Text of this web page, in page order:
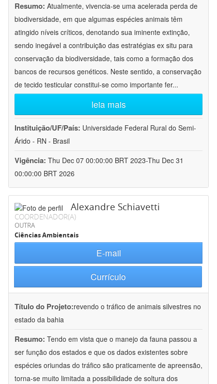
Resumo: Atualmente, vivencia-se uma acelerada perda de
biodiversidade, em que algumas espécies animais têm
atingido níveis críticos, denotando sua iminente extinção,
sendo inegável a contribuição das estratégias ex situ para
conservação da biodiversidade, tais como a formação dos
bancos de recursos genéticos. Neste sentido, a conservação
de tecido testicular constitui-se como importante fer...
leia mais
Instituição/UF/País: Universidade Federal Rural do Semi-
Árido - RN - Brasil
Vigência: Thu Dec 07 00:00:00 BRT 2023-Thu Dec 31
00:00:00 BRT 2026
Alexandre Schiavetti
COORDENADOR(A)
OUTRA
Ciências Ambientais
E-mail
Currículo
Título do Projeto:revendo o tráfico de animais silvestres no
estado da bahia
Resumo: Tendo em vista que o manejo da fauna passou a
ser função dos estados e que os dados existentes sobre
espécies oriundas do tráfico são praticamente de apreensão,
torna-se muito limitada a possibilidade de soltura dos